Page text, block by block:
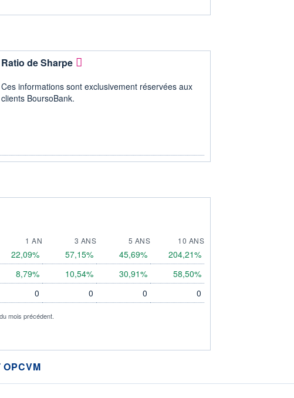
Ratio de Sharpe
Ces informations sont exclusivement réservées aux
clients BoursoBank.
1 AN 3 ANS 5 ANS
10 ANS
22,09% 57,15% 45,69% 204,21%
8,79% 10,54% 30,91% 58,50%
0 0 0 0
mois précédent.